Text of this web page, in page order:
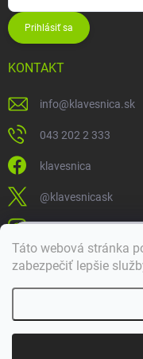
Táto webová stránka
zabezpečiť lepšie
Prihlásiť sa
KONTAKT
info@klavesnica.sk
043 202 2 333
klavesnica
@klavesnicask
klavesnica_sk
Dobrý deň! 👋 Pomôžem